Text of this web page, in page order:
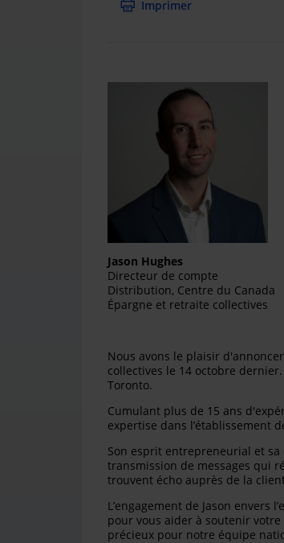
Imprimer
Jason Hughes
Directeur de compte
Distribution, Centre du Canada
Épargne et retraite collectives
Nous avons le plaisir
collectives le 14 octobre
Toronto.
Cumulant plus de 15 ans
expertise dans l’établissement
Son esprit entrepreneurial et
transmission de messages qui
trouvent écho auprès de la
L’engagement de Jason
pour vous aider à soutenir
précieux pour notre équipe